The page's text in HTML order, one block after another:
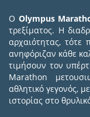
Ο Olympus
τρεξίματος. Η
αρχαιότητας, τότε
ανηφόριζαν κάθε
τιμήσουν τον
Marathon
αθλητικό γεγονός,
ιστορίας στο